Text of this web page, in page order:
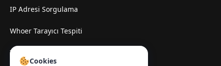
IP Adresi Sorgulama
Whoer Tarayıcı Tespiti
TamilMV Espelhe Sitesi
Cookies